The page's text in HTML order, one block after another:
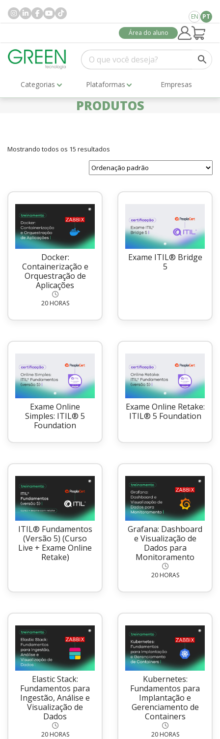
EN PT
Área do aluno
Categorias Plataformas Empresas
PRODUTOS
Mostrando todos os 15 resultados
Docker:
Containerização e
Orquestração de
Aplicações
20 HORAS
Exame ITIL® Bridge
5
Exame Online
Simples: ITIL® 5
Foundation
Exame Online Retake:
ITIL® 5 Foundation
ITIL® Fundamentos
(Versão 5) (Curso
Live + Exame Online
Retake)
Grafana: Dashboard
e Visualização de
Dados para
Monitoramento
20 HORAS
Elastic Stack:
Fundamentos para
Ingestão, Análise e
Visualização de
Dados
20 HORAS
Kubernetes:
Fundamentos para
Implantação e
Gerenciamento de
Containers
20 HORAS